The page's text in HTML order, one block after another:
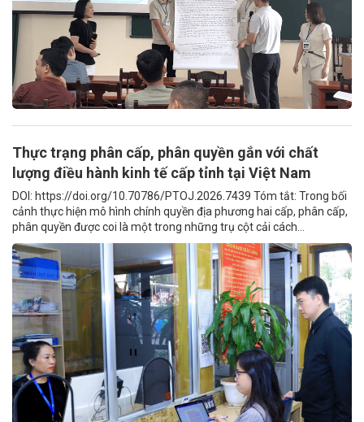
Thực trạng phân cấp, phân quyền gắn với chất
lượng điều hành kinh tế cấp tỉnh tại Việt Nam
DOI: https://doi.org/10.70786/PTOJ.2026.7439 Tóm tắt: Trong bối
cảnh thực hiện mô hình chính quyền địa phương hai cấp, phân cấp,
phân quyền được coi là một trong những trụ cột cải cách...